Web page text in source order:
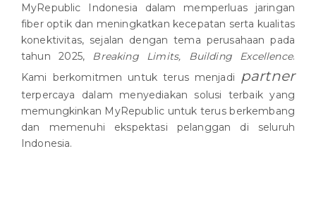
MyRepublic Indonesia dalam memperluas jaringan
fiber optik dan meningkatkan kecepatan serta kualitas
konektivitas, sejalan dengan tema perusahaan pada
tahun 2025, Breaking Limits, Building Excellence.
Kami berkomitmen untuk terus menjadi
partner
terpercaya dalam menyediakan solusi terbaik yang
memungkinkan MyRepublic untuk terus berkembang
dan memenuhi ekspektasi pelanggan di seluruh
Indonesia.